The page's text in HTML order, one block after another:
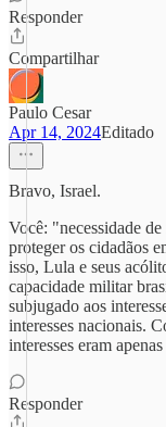
Responder
Compartilhar
Paulo Cesar
Apr 14, 2024Editado
Bravo, Israel.
Você: "necessidade
proteger os cidadãos
isso, Lula e seus
capacidade militar
subjugado aos
interesses nacionais.
interesses eram
Responder